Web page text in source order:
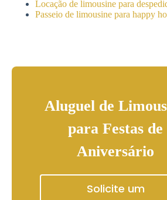
Locação de limousine para
Passeio de limousine para happy
Aluguel de
para Festas de
Aniversário
Solicite um